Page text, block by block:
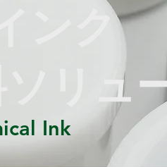
ンク
リュ
Ink